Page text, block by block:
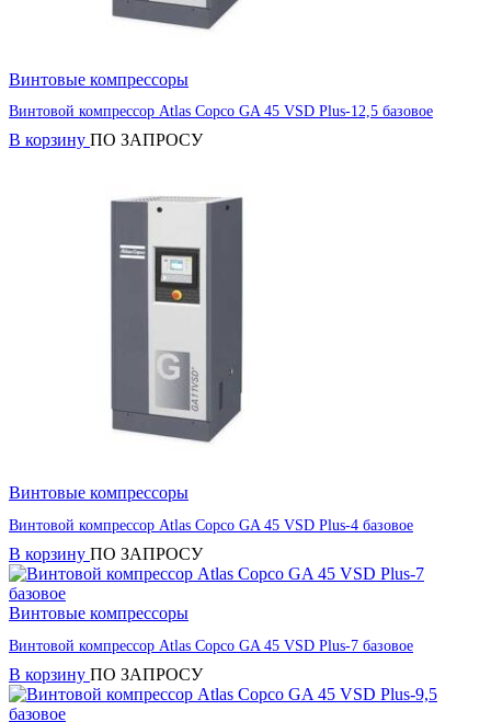
Винтовые компрессоры
Винтовой компрессор Atlas Copco GA 45 VSD Plus-12,5 базовое
В корзину ПО ЗАПРОСУ
Винтовые компрессоры
Винтовой компрессор Atlas Copco GA 45 VSD Plus-4 базовое
В корзину ПО ЗАПРОСУ
Винтовые компрессоры
Винтовой компрессор Atlas Copco GA 45 VSD Plus-7 базовое
В корзину ПО ЗАПРОСУ